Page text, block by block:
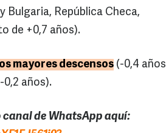
Bulgaria, República Checa,
de +0,7 años).
mayores descensos (-0,4 años
0,2 años).
de WhatsApp aquí: